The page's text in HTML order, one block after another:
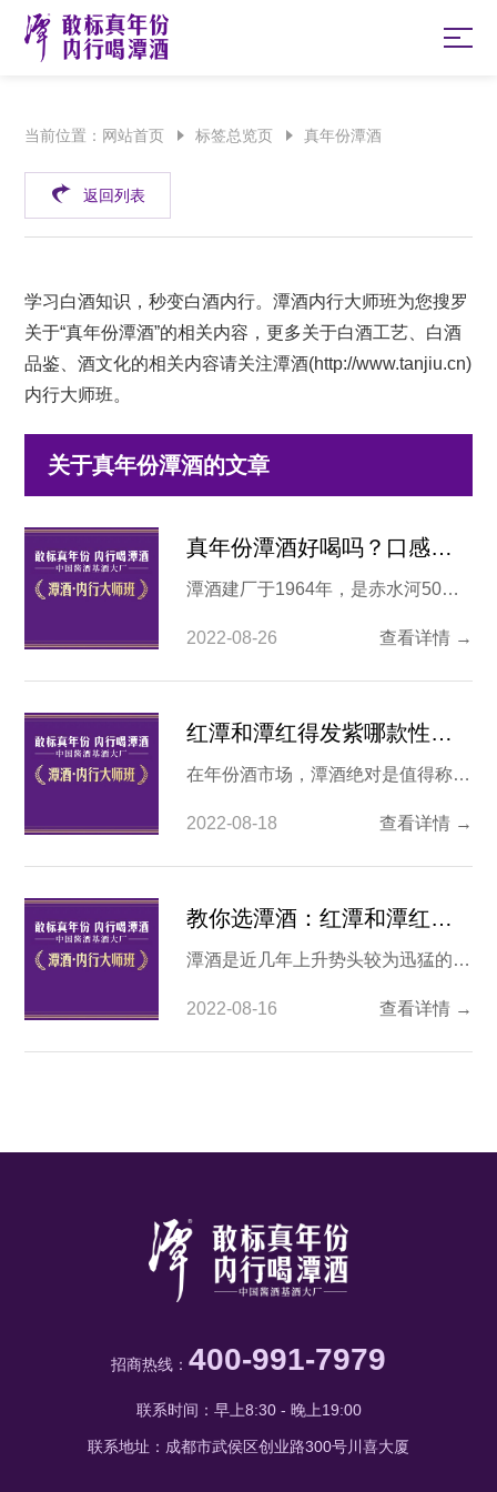
当前位置： 网站首页 标签总览页 真年份潭酒
返回列表
学习白酒知识，秒变白酒内行。潭酒内行大师班为您搜罗
关于“真年份潭酒”的相关内容，更多关于白酒工艺、白酒
品鉴、酒文化的相关内容请关注潭酒(http://www.tanjiu.cn)
内行大师班。
关于真年份潭酒的文章
真年份潭酒好喝吗？口感怎么样？
潭酒建厂于1964年，是赤水河50年
可以达到2万吨以上，为国内多家知
名酒企供应基酒，是“中国酱酒基酒
高，其生产的真年份酒也获得不少酒
友的称赞，那真年份潭酒口感到底如
2022-08-26 查看详情 →
红潭和潭红得发紫哪款性价比高？
在年份酒市场，潭酒绝对是值得称赞
潭酒的基酒存储量非常大。因此也造
就了其有深厚的底蕴去打造真年份系
酒的系列白酒命名基本上是按照颜色
来排列的，其中两款姊妹酒就是红潭
两款白酒是潭酒家族中紧紧
2022-08-18 查看详情 →
教你选潭酒：红潭和潭红得发紫怎么样？
潭酒是近几年上升势头较为迅猛的白
口味在川派酱香的基础上又增加改
良，且价位从二百元到上千元不等，
2022-08-16 查看详情 →
招商热线： 400-991-7979
联系时间：早上8:30 - 晚上19:00
联系地址：成都市武侯区创业路300号川喜大厦